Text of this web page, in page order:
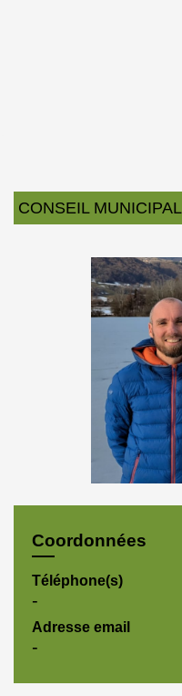
CONSEIL MUNICIPAL
Coordonnées
Téléphone(s)
-
Adresse email
-